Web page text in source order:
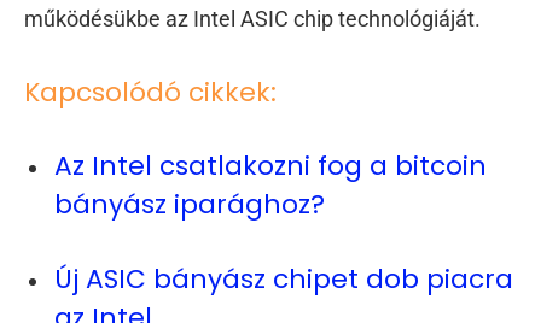
működésükbe az Intel ASIC chip technológiáját.
Kapcsolódó cikkek:
Az Intel csatlakozni fog a bitcoin
bányász iparághoz?
Új ASIC bányász chipet dob piacra